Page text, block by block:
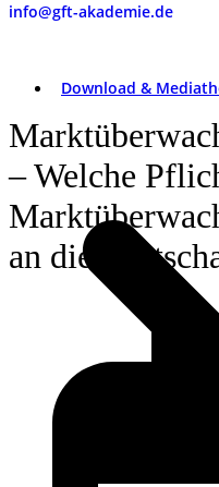
info@gft-akademie.de
Download &
– Welche
an die